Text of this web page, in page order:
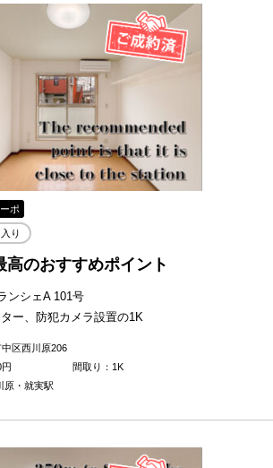
ポ
り
高のおすすめポイント
ンシェA 101号
ー、防犯カメラ設置の1K
区西川原206
円
間取り：1K
原・就実駅